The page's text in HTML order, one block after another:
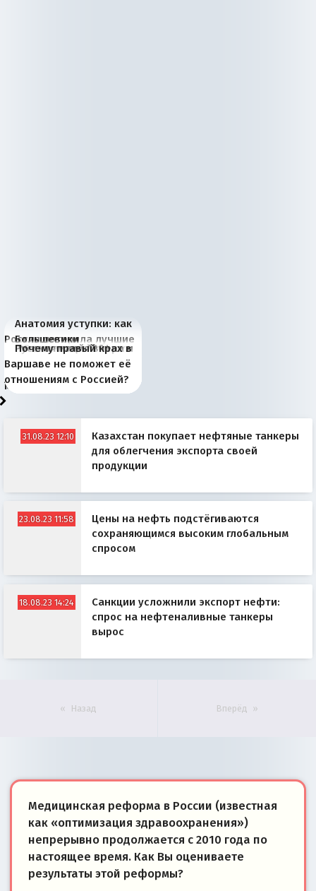
Анатомия уступки: как
Россия потеряла лучшие
рыбопромысловые
районы Баренцева
моря
Большевики
отличаются от «Яблока»
тем, что они -
победители
Киевская марионетка
Запада рассказала о
«переобувании» хозяев
В России назрели
перемены: 15 шагов к
суверенной экономике
Миграционный пожар
Европы
Россия начинает
сбрасывать балласт
Анкориджа
Россия зимой 1904
года: первые уступки во
внутренней политике
Русская нация вчера и
сегодня
Почему правый крах в
Варшаве не поможет её
отношениям с Россией?
31.08.23 12:10
Казахстан покупает нефтяные танкеры
для облегчения экспорта своей
продукции
23.08.23 11:58
Цены на нефть подстёгиваются
сохраняющимся высоким глобальным
спросом
18.08.23 14:24
Санкции усложнили экспорт нефти:
спрос на нефтеналивные танкеры
вырос
Назад Вперёд
Медицинская реформа в России (известная
как «оптимизация здравоохранения»)
непрерывно продолжается с 2010 года по
настоящее время. Как Вы оцениваете
результаты этой реформы?